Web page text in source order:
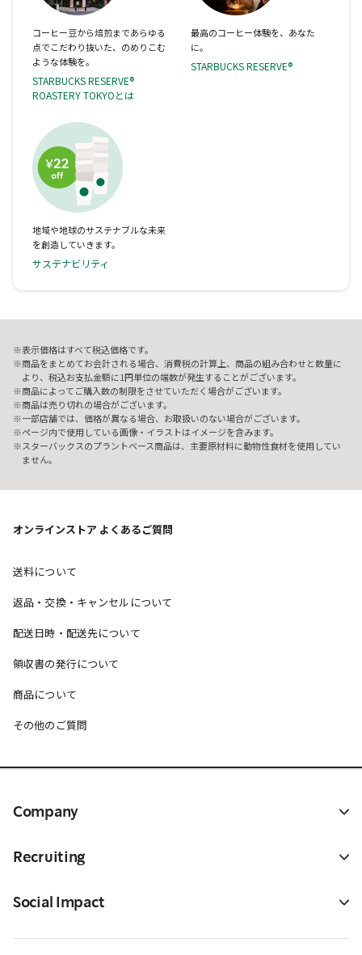
コーヒー豆から焙煎まであらゆる
点でこだわり抜いた、のめりこむ
ような体験を。
STARBUCKS RESERVE®
ROASTERY TOKYOとは
最高のコーヒー体験を、あなた
に。
STARBUCKS RESERVE®
地域や地球のサステナブルな未来
を創造していきます。
サステナビリティ
表示価格はすべて税込価格です。
商品をまとめてお会計される場合、消費税の計算上、商品の組み合わせと数量に
より、税込お支払金額に1円単位の端数が発生することがございます。
商品によってご購入数の制限をさせていただく場合がございます。
商品は売り切れの場合がございます。
一部店舗では、価格が異なる場合、お取扱いのない場合がございます。
ページ内で使用している画像・イラストはイメージを含みます。
スターバックスのプラントベース商品は、主要原材料に動物性食材を使用してい
ません。
オンラインストア よくあるご質問
送料について
返品・交換・キャンセルについて
配送日時・配送先について
領収書の発行について
商品について
その他のご質問
Company
Recruiting
Social Impact